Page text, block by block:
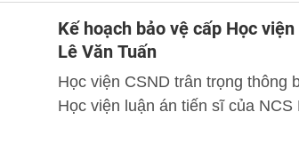
Kế hoạch bảo vệ cấp Học
Lê Văn Tuấn
Học viện CSND trân trọng thông
Học viện luận án tiến sĩ của NCS